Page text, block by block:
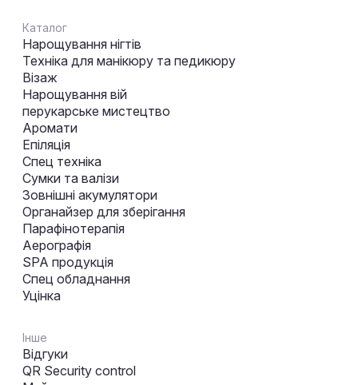
Каталог
Нарощування нігтів
Техніка для манікюру та педикюру
Візаж
Нарощування вій
перукарське мистецтво
Аромати
Епіляція
Спец техніка
Сумки та валізи
Зовнішні акумулятори
Органайзер для зберігання
Парафінотерапія
Аерографія
SPA продукція
Спец обладнання
Уцінка
Інше
Відгуки
QR Security control